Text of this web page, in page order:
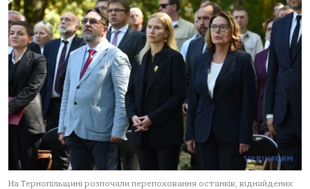
На Тернопільщині розпочали перепоховання останків, віднайдених